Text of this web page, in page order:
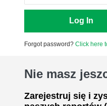
Forgot password? Click here
Nie masz
Zarejestruj się i